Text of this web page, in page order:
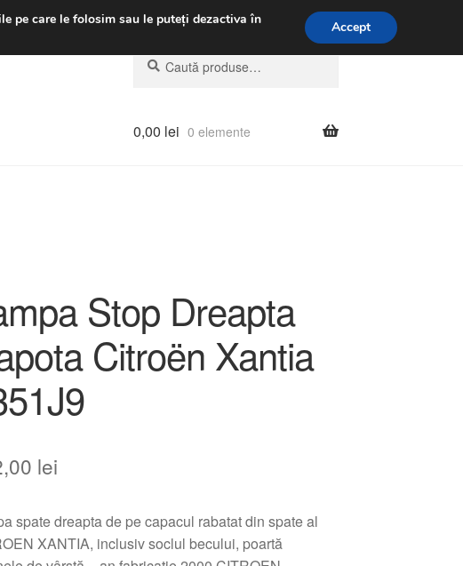
- 4 p.m.031 229 6816
Caută
după:
Caută
0,00 lei 0 elemente
Stop Dreapta
Citroën Xantia
lei
spate dreapta de pe capacul rabatat din spate al
XANTIA, inclusiv soclul becului, poartă
pe care le folosim sau le puteți dezactiva în
Accept